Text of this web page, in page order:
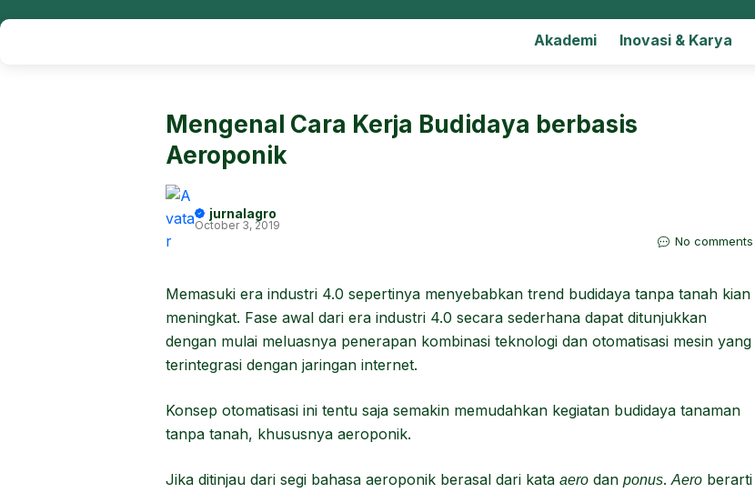
Akademi Inovasi & Karya
Mengenal Cara Kerja Budidaya berbasis
Aeroponik
jurnalagro
October 3, 2019
No comments
Memasuki era industri 4.0 sepertinya menyebabkan trend budidaya tanpa tanah kian
meningkat. Fase awal dari era industri 4.0 secara sederhana dapat ditunjukkan
dengan mulai meluasnya penerapan kombinasi teknologi dan otomatisasi mesin yang
terintegrasi dengan jaringan internet.
Konsep otomatisasi ini tentu saja semakin memudahkan kegiatan budidaya tanaman
tanpa tanah, khususnya aeroponik.
Jika ditinjau dari segi bahasa aeroponik berasal dari kata aero dan ponus.Aero berarti